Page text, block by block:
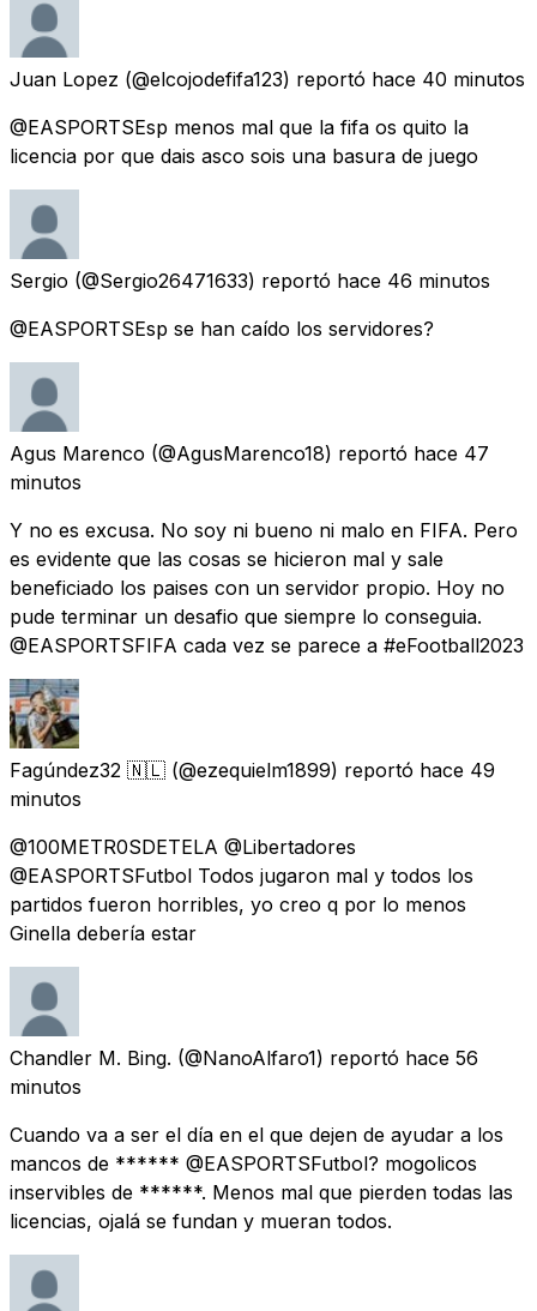
Juan Lopez (@elcojodefifa123) reportó hace 40 minutos
@EASPORTSEsp menos mal que la fifa os quito la
licencia por que dais asco sois una basura de juego
Sergio (@Sergio26471633) reportó hace 46 minutos
@EASPORTSEsp se han caído los servidores?
Agus Marenco (@AgusMarenco18) reportó hace 47
minutos
Y no es excusa. No soy ni bueno ni malo en FIFA. Pero
es evidente que las cosas se hicieron mal y sale
beneficiado los paises con un servidor propio. Hoy no
pude terminar un desafio que siempre lo conseguia.
@EASPORTSFIFA cada vez se parece a #eFootball2023
Fagúndez32 🇳🇱 (@ezequielm1899) reportó hace 49
minutos
@100METR0SDETELA @Libertadores
@EASPORTSFutbol Todos jugaron mal y todos los
partidos fueron horribles, yo creo q por lo menos
Ginella debería estar
Chandler M. Bing. (@NanoAlfaro1) reportó hace 56
minutos
Cuando va a ser el día en el que dejen de ayudar a los
mancos de ****** @EASPORTSFutbol? mogolicos
inservibles de ******. Menos mal que pierden todas las
licencias, ojalá se fundan y mueran todos.